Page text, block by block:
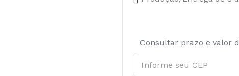
Consultar prazo e valor